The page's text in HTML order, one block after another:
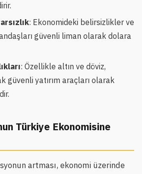
: Ekonomideki belirsizlikler ve
güvenli liman olarak dolara
: Özellikle altın ve döviz,
güvenli yatırım araçları olarak
Türkiye Ekonomisine
artması, ekonomi üzerinde